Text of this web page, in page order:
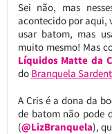
Sei não, mas
acontecido por aqui,
usar batom, mas
muito mesmo! Mas
Líquidos Matte da
do Branquela
A Cris é a dona da
de batom não pode
(@LizBranquela),